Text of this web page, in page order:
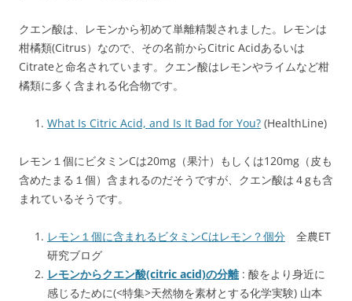
クエン酸は、レモンから初めて単離精製されました。レモンは
柑橘類(Citrus）なので、その名前からCitric Acidあるいは
Citrateと命名されています。クエン酸はレモンやライムなど柑
橘類に多く含まれる化合物です。
What Is Citric Acid, and Is It Bad for You? (HealthLine)
レモン１個にビタミンCは20mg（果汁）もしくは120mg（皮も
含めたまる１個）含まれるのだそうですが、クエン酸は４gも含
まれているそうです。
レモン１個に含まれるビタミンCはレモン？個分 全農ET
研究ブログ
レモンからクエン酸(citric acid)の分離: 酸をより身近に
感じるために(<特集>天然物を素材とする化学実験) 山本